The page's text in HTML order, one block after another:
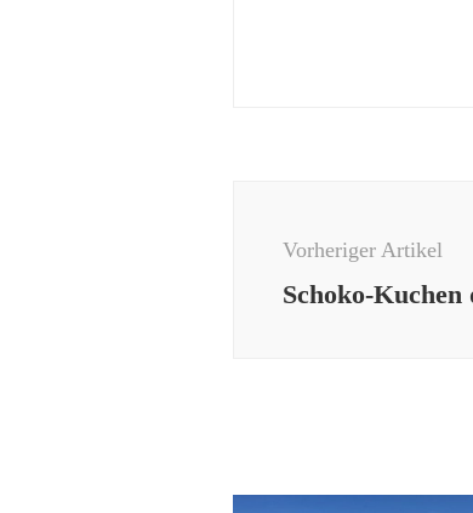
Vorheriger Artikel
Schoko-Kuchen